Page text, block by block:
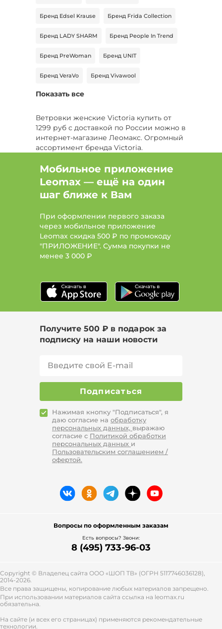
Бренд Edsel Krause Бренд Frida Collection
Бренд LADY SHARM Бренд People In Trend
Бренд PreWoman Бренд UNIT
Бренд VeraVo Бренд Vivawool
Показать все
Ветровки женские Victoria купить от
1299 руб с доставкой по России можно в
интернет-магазине Леомакс. Огромный
ассортимент бренда Victoria.
Мобильное приложение
Leomax — ещё на один
шаг ближе к Вам
При оформлении первого заказа
через мобильное приложение
Leomax скидка 500 ₽ по промокоду
"ПРИЛОЖЕНИЕ". Сумма покупки не
менее 3 000 ₽
Получите 500 ₽ в подарок за
подписку на наши новости
Подписаться
Нажимая кнопку "Подписаться", я
даю согласие на обработку
персональных данных, выражаю
согласие с Политикой обработки
персональных данных и
Пользовательским соглашением /
офертой.
Вопросы по оформленным заказам
Есть вопросы? Звони:
8 (495) 733-96-03
Copyright © Владелец сайта ООО «ШОП ТВ» (ОГРН 5117746036128),
2014-2026.
Все права защищены, копирование любых материалов запрещено.
При использовании материалов сайта ссылка на leomax.ru
обязательна.
На сайте (и всех его страницах) применяются рекомендательные
технологии.